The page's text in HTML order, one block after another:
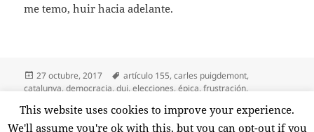
me temo, huir hacia adelante.
Publicado
el
27 octubre, 2017 Etiquetas
artículo 155,carles puigdemont,
catalunya,democracia,dui,elecciones,épica,frustración,
3 comentariosen Huir hacia adelante
This website uses cookies to improve your experience.
We'll assume you're ok with this, but you can opt-out if you